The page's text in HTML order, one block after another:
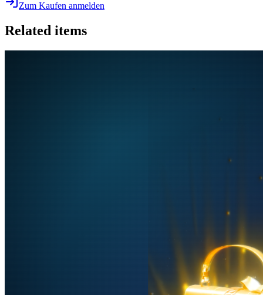
Zum Kaufen anmelden
Related items